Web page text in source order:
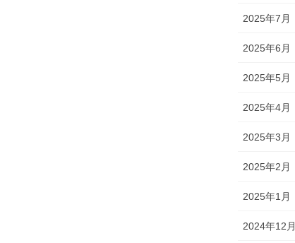
2025年7月
2025年6月
2025年5月
2025年4月
2025年3月
2025年2月
2025年1月
2024年12月